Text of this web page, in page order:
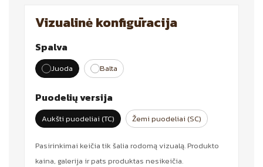
Vizualinė konfigūracija
Spalva
Juoda Balta
Puodelių versija
Aukšti puodeliai (TC) Žemi puodeliai (SC)
Pasirinkimai keičia tik šalia rodomą vizualą. Produkto
kaina, galerija ir pats produktas nesikeičia.